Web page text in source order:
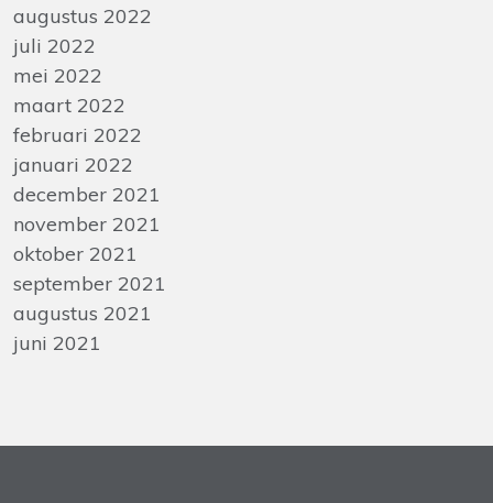
augustus 2022
juli 2022
mei 2022
maart 2022
februari 2022
januari 2022
december 2021
november 2021
oktober 2021
september 2021
augustus 2021
juni 2021